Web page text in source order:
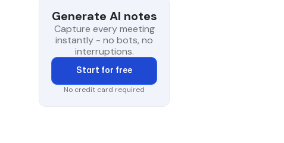
Generate AI notes
Capture every meeting
instantly - no bots, no
interruptions.
Start for free
No credit card required